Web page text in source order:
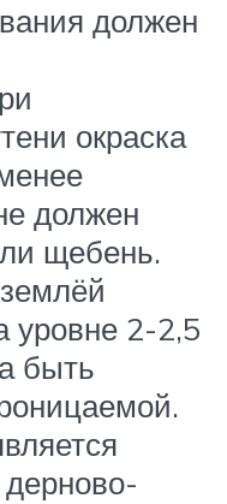
должен
окраска
должен
щебень.
уровне 2-2,5
быть
дерново-